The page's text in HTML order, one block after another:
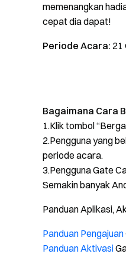
memenangkan
cepat dia dapat!
Periode Acara: 21
Bagaimana Cara
1.Klik tombol
2.Pengguna yang
periode acara.
3.Pengguna Gate
Semakin banyak
Panduan Aplikasi,
Panduan Pengajuan
Panduan Aktivasi